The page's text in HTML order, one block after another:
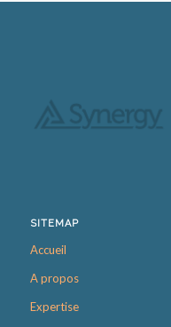
SITEMAP
Accueil
A propos
Expertise